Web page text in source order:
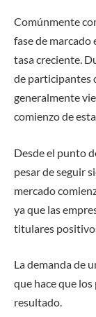
Comúnmente
fase de marcado
tasa creciente.
de participantes
generalmente
comienzo de
Desde el punto
pesar de seguir
mercado
ya que las
titulares
La demanda de
que hace que
resultado.